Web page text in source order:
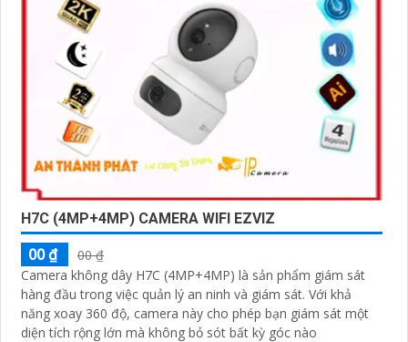
H7C (4MP+4MP) CAMERA WIFI EZVIZ
00 ₫
00 ₫
Camera không dây H7C (4MP+4MP) là sản phẩm giám sát
hàng đầu trong việc quản lý an ninh và giám sát. Với khả
năng xoay 360 độ, camera này cho phép bạn giám sát một
diện tích rộng lớn mà không bỏ sót bất kỳ góc nào